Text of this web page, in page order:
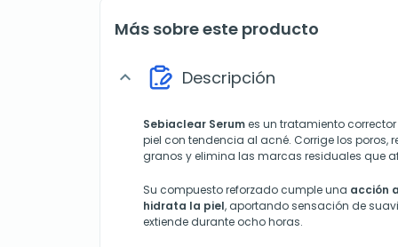
Más sobre este producto
expand_more Descripción
Sebiaclear Serumes un tratamiento
piel con tendencia al acné. Corrige los poros,
granos y elimina las marcas residuales que
Su compuesto reforzado cumple una acción
hidrata la piel, aportando sensación de
extiende durante ocho horas.